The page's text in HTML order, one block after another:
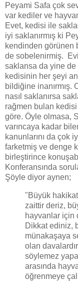
Peyami Safa çok
var kediler ve
Evet, kedisi ile
iyi saklanırmış ki
kendinden görünen
de sobelenirmiş.
saklansa da yine
kedisinin her şeyi
bildiğine inanırmış.
nasıl saklanırsa
rağmen bulan kedisi
göre. Öyle olmasa,
varıncaya kadar
kanunlarını da çok
farketmiş ve denge
birleştirince
Konferansında
Şöyle diyor aynen;
"Büyük
zaittir deriz,
hayvanlar için
Dikkat ediniz,
münakaşaya
olan
söylemez
arasında
öğrenmeye